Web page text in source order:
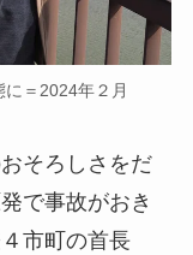
＝2024年２月
そろしさをだ
で事故がおき
市町の首長